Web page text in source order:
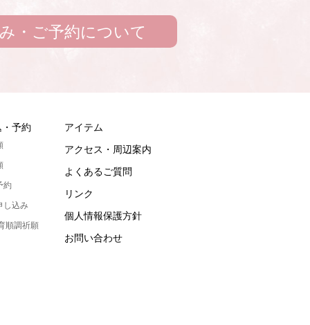
・ご予約について
予約
約
し込み
順調祈願
アイテム
アクセス・周辺案内
よくあるご質問
リンク
個人情報保護方針
お問い合わせ